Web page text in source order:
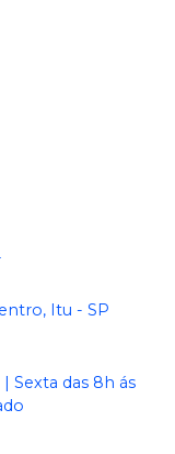
Itu - SP
Sexta das 8h ás